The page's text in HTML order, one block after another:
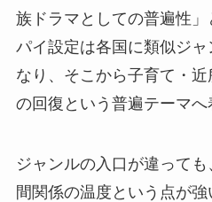
族ドラマとしての普遍性
パイ設定は各国に類似ジ
なり、そこから子育て・
の回復という普遍テーマへ
ジャンルの入口が違って
間関係の温度という点が